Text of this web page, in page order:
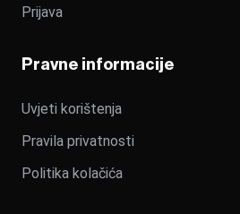
Prijava
Pravne informacije
Uvjeti korištenja
Pravila privatnosti
Politika kolačića